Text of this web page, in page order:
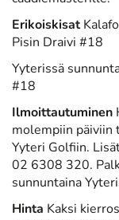
Erikoiskisat
Pisin Draivi #18
Yyterissä
#18
Ilmoittautuminen
molempiin päiviin
Yyteri Golfiin.
02 6308 320.
sunnuntaina
Hinta Kaksi